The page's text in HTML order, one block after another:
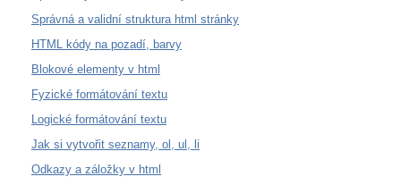
Správná a validní struktura html stránky
HTML kódy na pozadí, barvy
Blokové elementy v html
Fyzické formátování textu
Logické formátování textu
Jak si vytvořit seznamy, ol, ul, li
Odkazy a záložky v html